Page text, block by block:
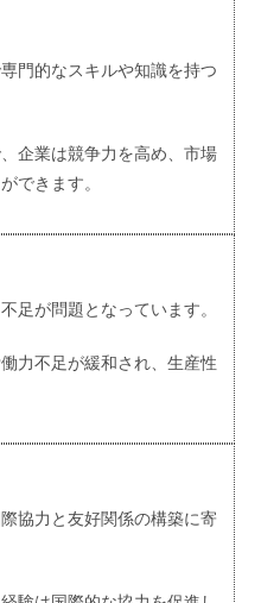
門的なスキルや知識を持つ
企業は競争力を高め、市場
できます。
足が問題となっています。
力不足が緩和され、生産性
協力と友好関係の構築に寄